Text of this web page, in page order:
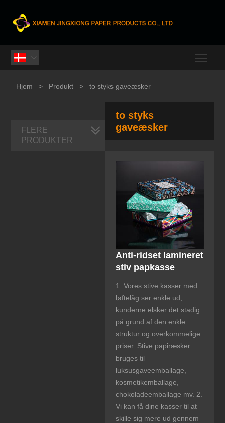

Hjem > Produkt > to styks gaveæsker
to styks
gaveæsker
Anti-ridset lamineret
stiv papkasse
1. Vores stive kasser med
løftelåg ser enkle ud,
kunderne elsker det stadig
på grund af den enkle
struktur og overkommelige
priser. Stive papiræsker
bruges til
luksusgaveemballage,
kosmetikemballage,
chokoladeemballage mv. 2.
Vi kan få dine kasser til at
skille sig mere ud gennem
FLERE
PRODUKTER